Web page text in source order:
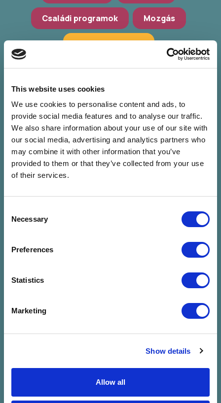
This website uses cookies
We use cookies to personalise content and ads, to
provide social media features and to analyse our traffic.
We also share information about your use of our site with
our social media, advertising and analytics partners who
may combine it with other information that you’ve
provided to them or that they’ve collected from your use
of their services.
Selection
Necessary
Preferences
Statistics
Marketing
Show details
Allow all
Családi programok Mozgás
Hagyományőrzés
Workshop, előadások Zöld programok
Nincs találat a
megadott
szűrésre